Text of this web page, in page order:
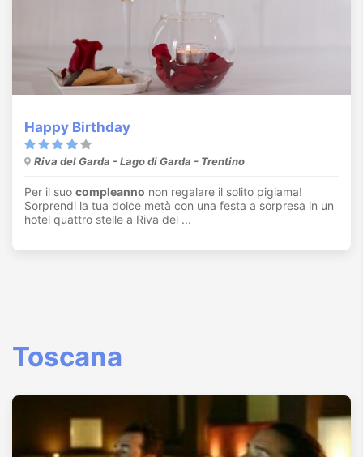
Happy Birthday
Riva del Garda - Lago di Garda - Trentino
Per il suo compleanno non regalare il solito pigiama!
Sorprendi la tua dolce metà con una festa a sorpresa in un
hotel quattro stelle a Riva del ...
Toscana